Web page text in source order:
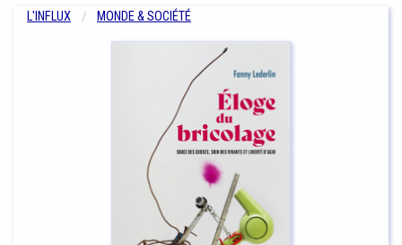
L'INFLUX MONDE & SOCIÉTÉ